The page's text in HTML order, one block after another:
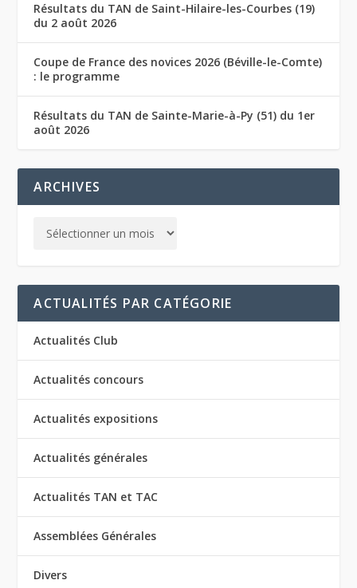
Résultats du TAN de Saint-Hilaire-les-Courbes (19)
du 2 août 2026
Coupe de France des novices 2026 (Béville-le-Comte)
: le programme
Résultats du TAN de Sainte-Marie-à-Py (51) du 1er
août 2026
ARCHIVES
ACTUALITÉS PAR CATÉGORIE
Actualités Club
Actualités concours
Actualités expositions
Actualités générales
Actualités TAN et TAC
Assemblées Générales
Divers